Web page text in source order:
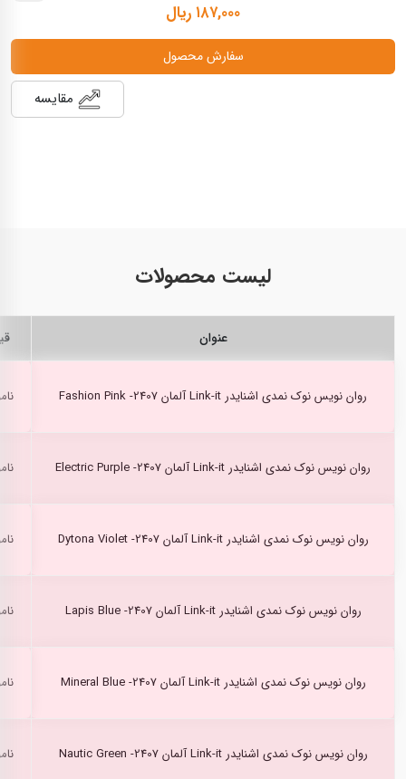
۱۸۷,۰۰۰ ریال
سفارش محصول
مقایسه
لیست محصولات
عنوان
روان نویس نوک نمدی اشنایدر Link-it آلمان Fashion Pink -2407
روان نویس نوک نمدی اشنایدر Link-it آلمان Electric Purple -2407
روان نویس نوک نمدی اشنایدر Link-it آلمان Dytona Violet -2407
روان نویس نوک نمدی اشنایدر Link-it آلمان Lapis Blue -2407
روان نویس نوک نمدی اشنایدر Link-it آلمان Mineral Blue -2407
روان نویس نوک نمدی اشنایدر Link-it آلمان Nautic Green -2407